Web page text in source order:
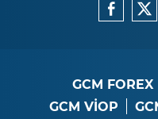
GCM FOREX
GCM VİOP